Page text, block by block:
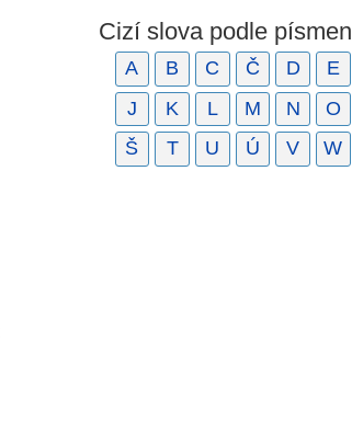
Cizí slova podle písmen
A B C Č D E
J
K L M N O
Š
T U Ú V W